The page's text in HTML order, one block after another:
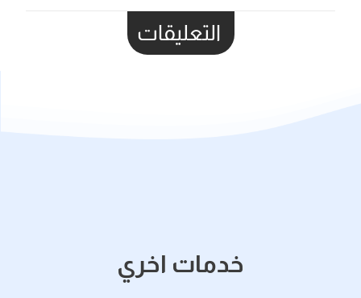
التعليقات
خدمات اخري